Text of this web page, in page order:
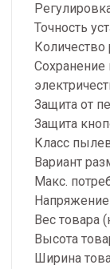
Точность
Сохранение
Защита от
Защита
Класс
Вариант
Макс.
Вес товара
Высота
Ширина